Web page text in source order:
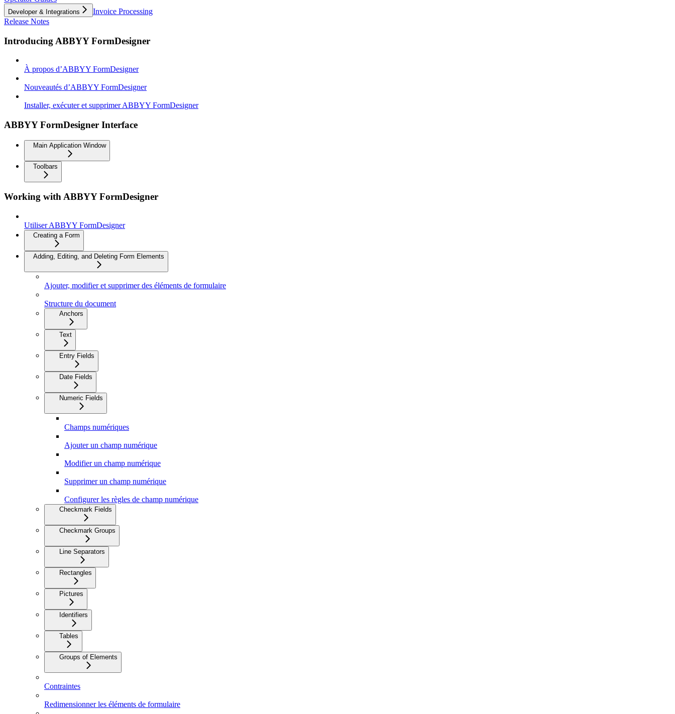
Developer & Integrations
Invoice Processing
Release Notes
Introducing ABBYY FormDesigner
À propos d’ABBYY FormDesigner
Nouveautés d’ABBYY FormDesigner
Installer, exécuter et supprimer ABBYY FormDesigner
ABBYY FormDesigner Interface
Main Application Window
Toolbars
Working with ABBYY FormDesigner
Utiliser ABBYY FormDesigner
Creating a Form
Adding, Editing, and Deleting Form Elements
Ajouter, modifier et supprimer des éléments de formulaire
Structure du document
Anchors
Text
Entry Fields
Date Fields
Numeric Fields
Champs numériques
Ajouter un champ numérique
Modifier un champ numérique
Supprimer un champ numérique
Configurer les règles de champ numérique
Checkmark Fields
Checkmark Groups
Line Separators
Rectangles
Pictures
Identifiers
Tables
Groups of Elements
Contraintes
Redimensionner les éléments de formulaire